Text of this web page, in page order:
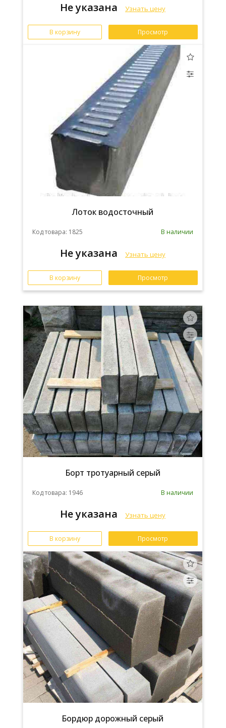
Не указана Узнать цену
В корзину Просмотр
Лоток водосточный
Код товара: 1825 В наличии
Не указана Узнать цену
В корзину Просмотр
Борт тротуарный серый
Код товара: 1946 В наличии
Не указана Узнать цену
В корзину Просмотр
Бордюр дорожный серый